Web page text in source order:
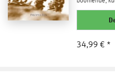
strahlende,...
weiterlesen
34,99 € *